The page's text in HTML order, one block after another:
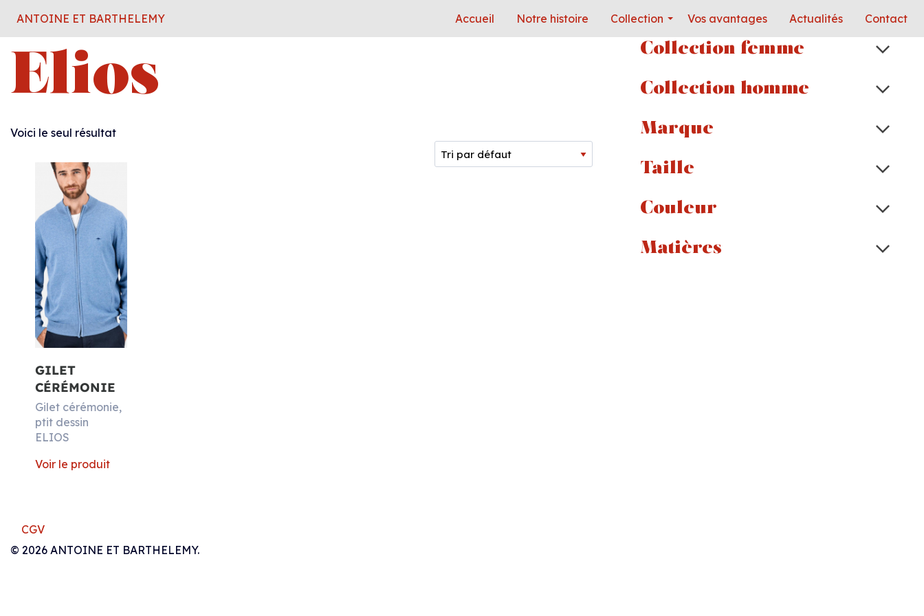
ANTOINE ET BARTHELEMY Accueil Notre histoire Collection Vos avantages Actualités Contact
Elios
Voici le seul résultat
GILET
CÉRÉMONIE
Gilet cérémonie,
ptit dessin
ELIOS
Voir le produit
Collection femme
Collection homme
Marque
Taille
Couleur
Matières
CGV
© 2026 ANTOINE ET BARTHELEMY.